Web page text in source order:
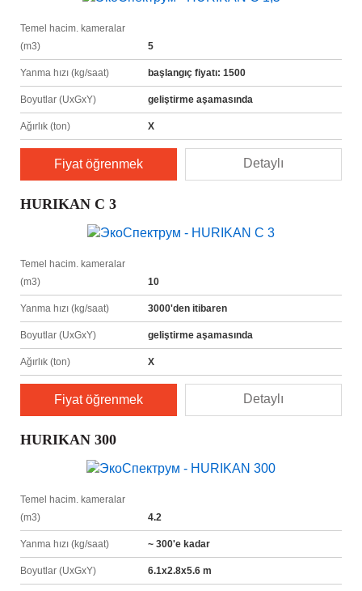
Temel hacim. kameralar
(m3)
5
Yanma hızı (kg/saat) başlangıç fiyatı: 1500
Boyutlar (UxGxY) geliştirme aşamasında
Ağırlık (ton) X
Fiyat öğrenmek Detaylı
HURIKAN C 3
Temel hacim. kameralar
(m3)
10
Yanma hızı (kg/saat) 3000'den itibaren
Boyutlar (UxGxY) geliştirme aşamasında
Ağırlık (ton) X
Fiyat öğrenmek Detaylı
HURIKAN 300
Temel hacim. kameralar
(m3)
4.2
Yanma hızı (kg/saat) ~ 300'e kadar
Boyutlar (UxGxY) 6.1х2.8х5.6 m